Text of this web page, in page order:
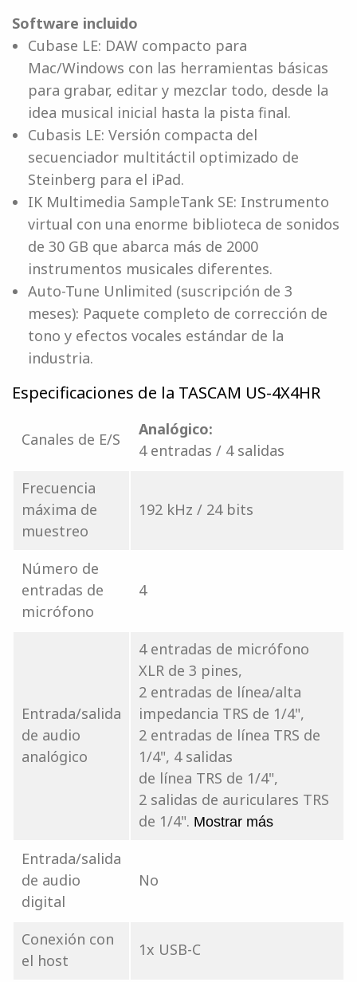
Software incluido
Cubase LE: DAW compacto para
Mac/Windows con las herramientas básicas
para grabar, editar y mezclar todo, desde la
idea musical inicial hasta la pista final.
Cubasis LE: Versión compacta del
secuenciador multitáctil optimizado de
Steinberg para el iPad.
IK Multimedia SampleTank SE: Instrumento
virtual con una enorme biblioteca de sonidos
de 30 GB que abarca más de 2000
instrumentos musicales diferentes.
Auto-Tune Unlimited (suscripción de 3
meses): Paquete completo de corrección de
tono y efectos vocales estándar de la
industria.
Especificaciones de la TASCAM US-4X4HR
Canales de E/S
Analógico:
4 entradas / 4 salidas
Frecuencia
máxima de
muestreo
192 kHz / 24 bits
Número de
entradas de
micrófono
4
Entrada/salida
de audio
analógico
4 entradas de micrófono
XLR de 3 pines,
2 entradas de línea/alta
impedancia TRS de 1/4",
2 entradas de línea TRS de
1/4", 4 salidas
de línea TRS de 1/4",
2 salidas de auriculares TRS
de 1/4". Mostrar más
Entrada/salida
de audio
digital
No
Conexión con
el host
1x USB-C